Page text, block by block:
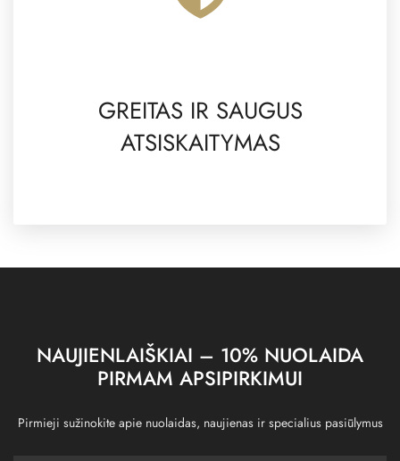
GREITAS IR SAUGUS
ATSISKAITYMAS
NAUJIENLAIŠKIAI – 10% NUOLAIDA
PIRMAM APSIPIRKIMUI
Pirmieji sužinokite apie nuolaidas, naujienas ir specialius pasiūlymus